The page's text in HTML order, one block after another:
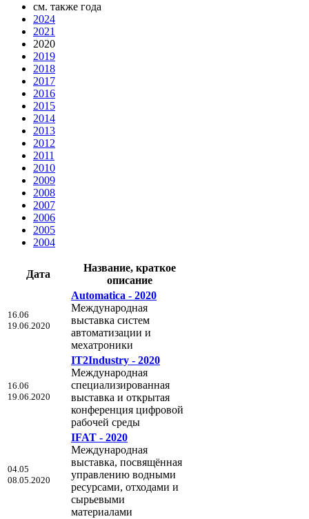
см. также года
2024
2021
2020
2019
2018
2017
2016
2015
2014
2013
2012
2011
2010
2009
2008
2007
2006
2005
2004
Дата
Название, краткое
описание
16.06
19.06.2020
Automatica - 2020
Международная
выставка систем
автоматизации и
мехатроники
16.06
19.06.2020
IT2Industry - 2020
Международная
специализированная
выставка и открытая
конференция цифровой
рабочей среды
04.05
08.05.2020
IFAT - 2020
Международная
выставка, посвящённая
управлению водными
ресурсами, отходами и
сырьевыми
материалами